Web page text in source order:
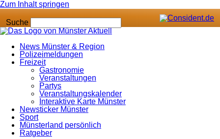
Zum Inhalt springen
Suche
News Münster & Region
Polizeimeldungen
Freizeit
Gastronomie
Veranstaltungen
Partys
Veranstaltungskalender
Interaktive Karte Münster
Newsticker Münster
Sport
Münsterland persönlich
Ratgeber